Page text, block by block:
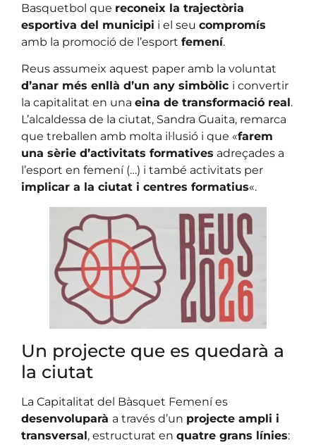
Basquetbol que reconeix la trajectòria
esportiva del municipi i el seu compromís
amb la promoció de l’esport femení.
Reus assumeix aquest paper amb la voluntat
d’anar més enllà d’un any simbòlic i convertir
la capitalitat en una eina de transformació real.
L’alcaldessa de la ciutat, Sandra Guaita, remarca
que treballen amb molta il·lusió i que «farem
una sèrie d’activitats formatives adreçades a
l’esport en femení (…) i també activitats per
implicar a la ciutat i centres formatius«.
Un projecte que es quedarà a
la ciutat
La Capitalitat del Bàsquet Femení es
desenvoluparà a través d’un projecte ampli i
transversal, estructurat en quatre grans línies: